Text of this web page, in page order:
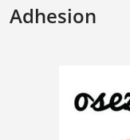
Adhesion